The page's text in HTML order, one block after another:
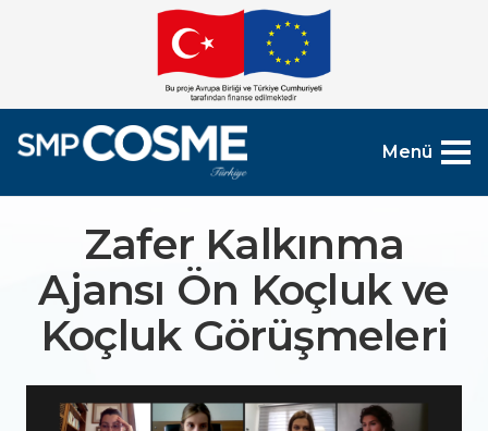
Menü
Zafer Kalkınma
Ajansı Ön Koçluk ve
Koçluk Görüşmeleri